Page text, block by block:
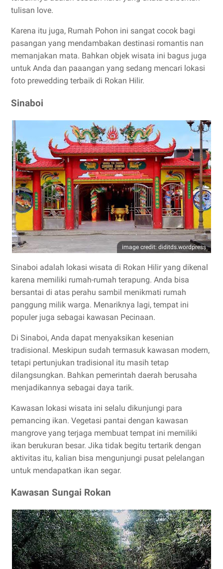
tulisan love.
Karena itu juga, Rumah Pohon ini sangat cocok bagi
pasangan yang mendambakan destinasi romantis nan
memanjakan mata. Bahkan objek wisata ini bagus juga
untuk Anda dan paaangan yang sedang mencari lokasi
foto prewedding terbaik di Rokan Hilir.
Sinaboi
image credit: diditds.wordpress
Sinaboi adalah lokasi wisata di Rokan Hilir yang dikenal
karena memiliki rumah-rumah terapung. Anda bisa
bersantai di atas perahu sambil menikmati rumah
panggung milik warga. Menariknya lagi, tempat ini
populer juga sebagai kawasan Pecinaan.
Di Sinaboi, Anda dapat menyaksikan kesenian
tradisional. Meskipun sudah termasuk kawasan modern,
tetapi pertunjukan tradisional itu masih tetap
dilangsungkan. Bahkan pemerintah daerah berusaha
menjadikannya sebagai daya tarik.
Kawasan lokasi wisata ini selalu dikunjungi para
pemancing ikan. Vegetasi pantai dengan kawasan
mangrove yang terjaga membuat tempat ini memiliki
ikan berukuran besar. Jika tidak begitu tertarik dengan
aktivitas itu, kalian bisa mengunjungi pusat pelelangan
untuk mendapatkan ikan segar.
Kawasan Sungai Rokan